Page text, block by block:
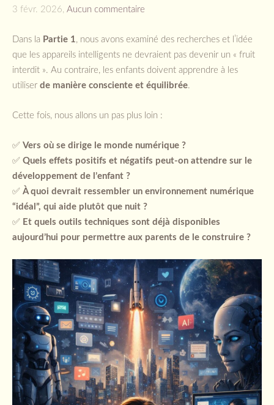
3 févr. 2026, Aucun commentaire
Dans la Partie 1, nous avons examiné des recherches et l’idée
que les appareils intelligents ne devraient pas devenir un « fruit
interdit ». Au contraire, les enfants doivent apprendre à les
utiliser de manière consciente et équilibrée.
Cette fois, nous allons un pas plus loin :
✅ Vers où se dirige le monde numérique ?
✅ Quels effets positifs et négatifs peut-on attendre sur le
développement de l’enfant ?
✅ À quoi devrait ressembler un environnement numérique
“idéal”, qui aide plutôt que nuit ?
✅ Et quels outils techniques sont déjà disponibles
aujourd’hui pour permettre aux parents de le construire ?